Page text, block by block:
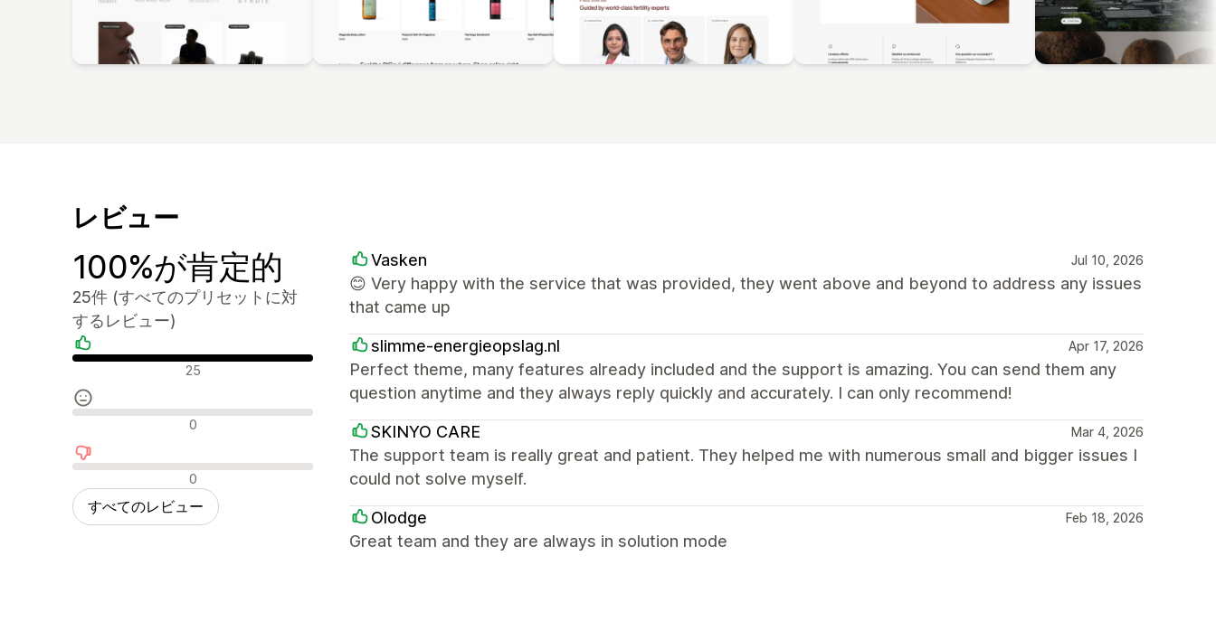
レビュー
100%が肯定的
25件 (すべてのプリセットに対
するレビュー)
肯定的なレビュー25
中間的なレビュー0
否定的なレビュー0
すべてのレビュー
Vasken Jul 10, 2026
😊 Very happy with the service that was provided, they went above and beyond to address any issues
that came up
slimme-energieopslag.nl Apr 17, 2026
Perfect theme, many features already included and the support is amazing. You can send them any
question anytime and they always reply quickly and accurately. I can only recommend!
SKINYO CARE Mar 4, 2026
The support team is really great and patient. They helped me with numerous small and bigger issues I
could not solve myself.
Olodge Feb 18, 2026
Great team and they are always in solution mode